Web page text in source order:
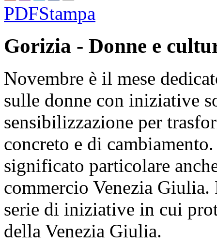
PDFStampa
Gorizia - Donne e
Novembre è il mese
sulle donne con iniziative
sensibilizzazione per
concreto e di
significato particolare
commercio Venezia Giulia.
serie di iniziative in cui
della Venezia Giulia.